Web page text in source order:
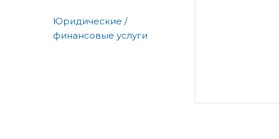
Юридические /
финансовые услуги